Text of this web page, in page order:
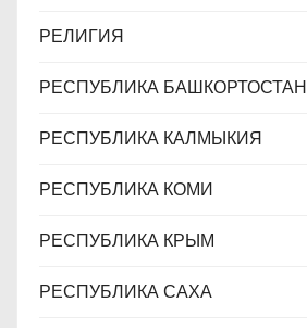
РЕЛИГИЯ
РЕСПУБЛИКА БАШКОРТОСТАН
РЕСПУБЛИКА КАЛМЫКИЯ
РЕСПУБЛИКА КОМИ
РЕСПУБЛИКА КРЫМ
РЕСПУБЛИКА САХА